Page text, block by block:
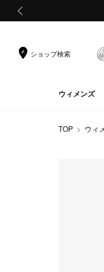
ショップ検索
ウィメンズ
TOP ウィ